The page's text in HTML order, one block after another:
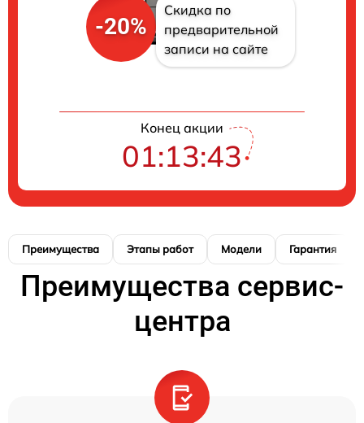
-20%
Скидка по
предварительной
записи на сайте
Конец акции
01:13:42
Преимущества Этапы работ Модели Гарантия
Преимущества сервис-
центра